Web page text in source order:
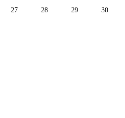
27 28 29 30